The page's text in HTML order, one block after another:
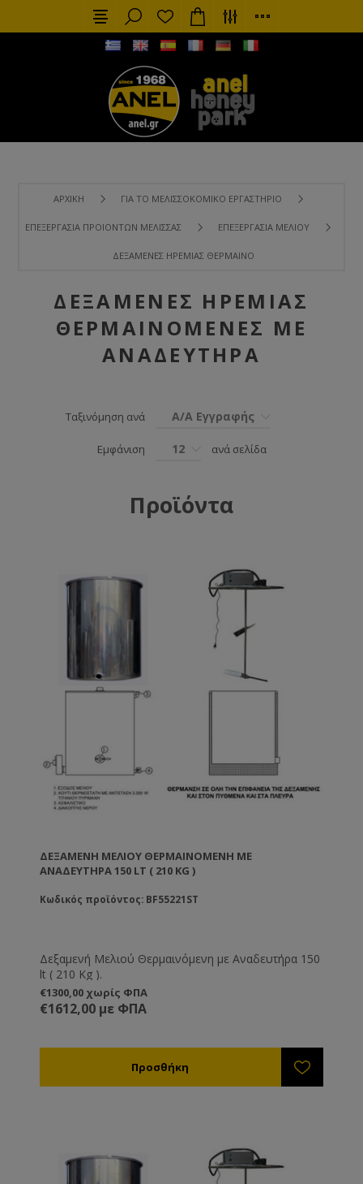
ΑΡΧΙΚΉ ΓΙΑ ΤΟ ΜΕΛΙΣΣΟΚΟΜΙΚΌ ΕΡΓΑΣΤΉΡΙΟ
ΕΠΕΞΕΡΓΑΣΊΑ ΠΡΟΙΌΝΤΩΝ ΜΈΛΙΣΣΑΣ ΕΠΕΞΕΡΓΑΣΊΑ ΜΕΛΙΟΎ
ΔΕΞΑΜΕΝΈΣ ΗΡΕΜΊΑΣ ΘΕΡΜΑΙΝΌΜΕΝΕΣ ΜΕ ΑΝΑΔΕΥΤΉΡΑ
ΔΕΞΑΜΕΝΈΣ ΗΡΕΜΊΑΣ
ΘΕΡΜΑΙΝΌΜΕΝΕΣ ΜΕ
ΑΝΑΔΕΥΤΉΡΑ
Ταξινόμηση ανά Α/Α Εγγραφής
Εμφάνιση 12 ανά σελίδα
Προϊόντα
ΔΕΞΑΜΕΝΉ ΜΕΛΙΟΎ ΘΕΡΜΑΙΝΌΜΕΝΗ ΜΕ
ΑΝΑΔΕΥΤΉΡΑ 150 LT ( 210 KG )
Κωδικός προϊόντος: BF55221ST
Δεξαμενή Μελιού Θερμαινόμενη με Αναδευτήρα 150
lt ( 210 Kg ).
€1300,00 χωρίς ΦΠΑ
€1612,00 με ΦΠΑ